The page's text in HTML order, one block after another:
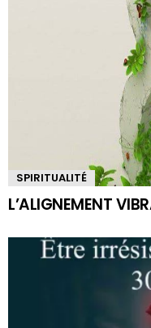
SPIRITUALITÉ
L’ALIGNEMENT